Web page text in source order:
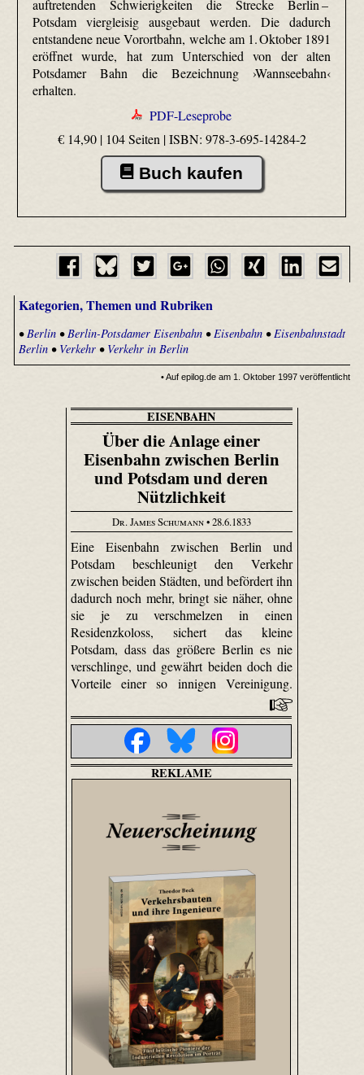
auftretenden Schwierigkeiten die Strecke Berlin –
Potsdam viergleisig ausgebaut werden. Die dadurch
entstandene neue Vorortbahn, welche am 1. Oktober 1891
eröffnet wurde, hat zum Unterschied von der alten
Potsdamer Bahn die Bezeichnung ›Wannseebahn‹
erhalten.
PDF-Leseprobe
€ 14,90 | 104 Seiten |ISBN: 978-3-695-14284-2
Buch kaufen
Kategorien, Themen und Rubriken
•Berlin•Berlin-Potsdamer Eisenbahn•Eisenbahn•Eisenbahnstadt
Berlin• Verkehr• Verkehr in Berlin
• Auf epilog.de am 1. Oktober 1997 veröffentlicht
EISENBAHN
Über die Anlage einer
Eisenbahn zwischen Berlin
und Potsdam und deren
Nützlichkeit
Dr. James Schumann• 28.6.1833
Eine Eisenbahn zwischen Berlin und
Potsdam beschleunigt den Verkehr
zwischen beiden Städten, und befördert ihn
dadurch noch mehr, bringt sie näher, ohne
sie je zu verschmelzen in einen
Residenzkoloss, sichert das kleine
Potsdam, dass das größere Berlin es nie
verschlinge, und gewährt beiden doch die
Vorteile einer so innigen Vereinigung.
REKLAME